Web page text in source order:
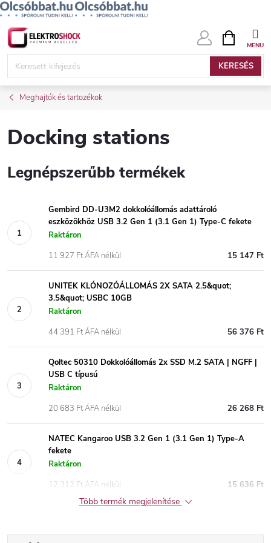
Ugrás
KERESÉS
KOSÁR
Meghajtók és tartozékok
Docking stations
Legnépszerűbb termékek
Gembird DD-U3M2 dokkolóállomás adattároló
eszközökhöz USB 3.2 Gen 1 (3.1 Gen 1) Type-C fekete
Raktáron
15 147 Ft
11 927 Ft ÁFA nélkül
UNITEK KLÓNOZÓÁLLOMÁS 2X SATA 2.5&quot;
3.5&quot; USBC 10GB
Raktáron
56 376 Ft
44 391 Ft ÁFA nélkül
Qoltec 50310 Dokkolóállomás 2x SSD M.2 SATA | NGFF |
USB C típusú
Raktáron
26 268 Ft
20 683 Ft ÁFA nélkül
NATEC Kangaroo USB 3.2 Gen 1 (3.1 Gen 1) Type-A
fekete
Raktáron
15 636 Ft
12 312 Ft ÁFA nélkül
Több termék megjelenítése